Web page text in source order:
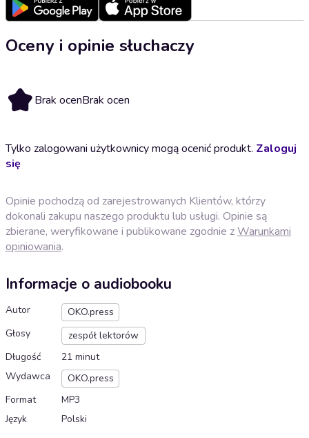
Oceny i opinie słuchaczy
Brak ocenBrak ocen
Tylko zalogowani użytkownicy mogą ocenić produkt. Zaloguj
się
Opinie pochodzą od zarejestrowanych Klientów, którzy
dokonali zakupu naszego produktu lub usługi. Opinie są
zbierane, weryfikowane i publikowane zgodnie zWarunkami
opiniowania.
Informacje o audiobooku
Autor
OKO.press
Głosy
zespół lektorów
Długość
21 minut
Wydawca
OKO.press
Format
MP3
Język
Polski